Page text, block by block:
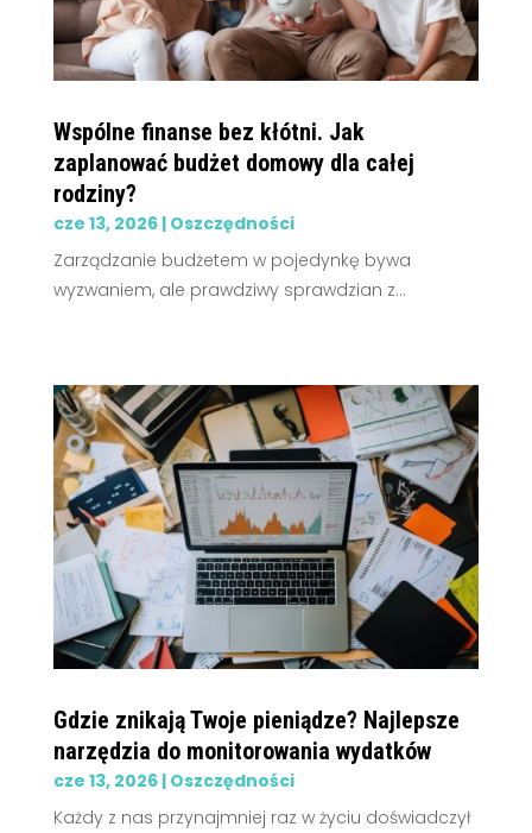
Wspólne finanse bez kłótni. Jak
zaplanować budżet domowy dla całej
rodziny?
cze 13, 2026| Oszczędności
Zarządzanie budżetem w pojedynkę bywa
wyzwaniem, ale prawdziwy sprawdzian z...
Gdzie znikają Twoje pieniądze? Najlepsze
narzędzia do monitorowania wydatków
cze 13, 2026| Oszczędności
Każdy z nas przynajmniej raz w życiu doświadczył